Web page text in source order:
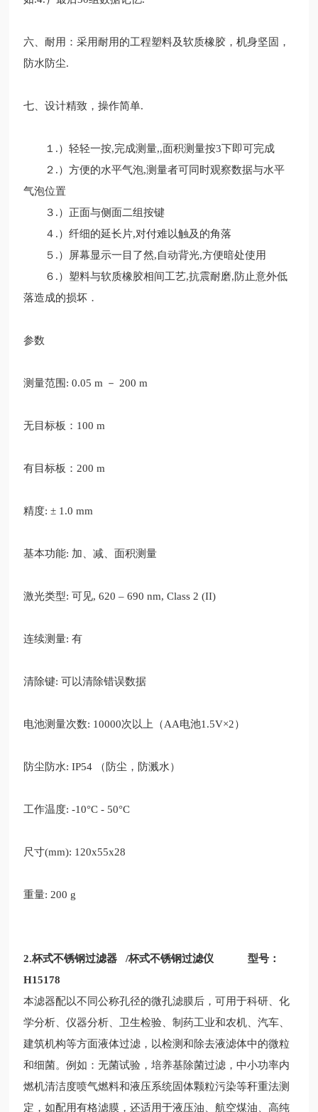
六、耐用：采用耐用的工程塑料及软质橡胶，机身坚固，
防水防尘.
七、设计精致，操作简单.
１ .）轻轻一按,完成测量,,面积测量按3下即可完成
２ .）方便的水平气泡,测量者可同时观察数据与水平
气泡位置
３ .）正面与侧面二组按键
４ .）纤细的延长片,对付难以触及的角落
５ .）屏幕显示一目了然,自动背光,方便暗处使用
６ .）塑料与软质橡胶相间工艺,抗震耐磨,防止意外低
落造成的损坏．
参数
测量范围 : 0.05 m － 200 m
无目标板： 100 m
有目标板： 200 m
精度: ± 1.0 mm
基本功能: 加、减、面积测量
激光类型: 可见, 620 – 690 nm, Class 2 (II)
连续测量: 有
清除键: 可以清除错误数据
电池测量次数: 10000次以上（AA电池1.5V×2）
防尘防水: IP54 （防尘，防溅水）
工作温度: -10°C - 50°C
尺寸(mm): 120x55x28
重量: 200 g
2.杯式不锈钢过滤器 /杯式不锈钢过滤仪 型号：
H15178
本滤器配以不同公称孔径的微孔滤膜后，可用于科研、化
学分析、仪器分析、卫生检验、制药工业和农机、汽车、
建筑机构等方面液体过滤，以检测和除去液滤体中的微粒
和细菌。例如：无菌试验，培养基除菌过滤，中小功率内
燃机清洁度喷气燃料和液压系统固体颗粒污染等秆重法测
定，如配用有格滤膜，还适用于液压油、航空煤油、高纯